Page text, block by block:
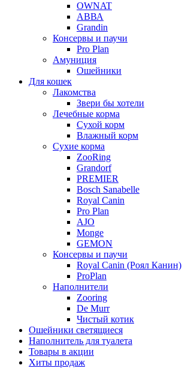
OWNAT
АВВА
Grandin
Консервы и паучи
Pro Plan
Амуниция
Ошейники
Для кошек
Лакомства
Звери бы хотели
Лечебные корма
Сухой корм
Влажный корм
Сухие корма
ZooRing
Grandorf
PREMIER
Bosch Sanabelle
Royal Canin
Pro Plan
AJO
Monge
GEMON
Консервы и паучи
Royal Canin (Роял Канин)
ProPlan
Наполнители
Zooring
De Murr
Чистый котик
Ошейники светящиеся
Наполнитель для туалета
Товары в акции
Хиты продаж